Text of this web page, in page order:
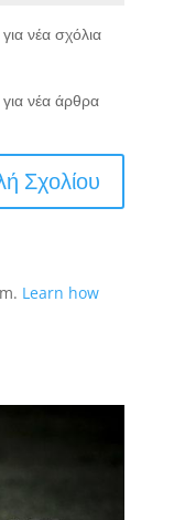
νέα σχόλια
νέα άρθρα
Learn how